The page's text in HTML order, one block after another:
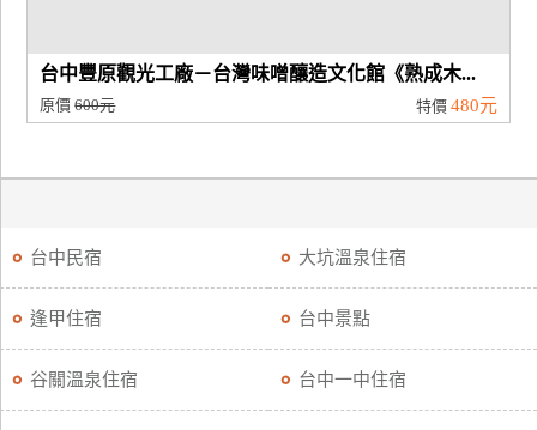
台中豐原觀光工廠－台灣味噌釀造文化館《熟成木...
原價600元 特價 480元
台中民宿 大坑溫泉住宿
逢甲住宿 台中景點
谷關溫泉住宿 台中一中住宿